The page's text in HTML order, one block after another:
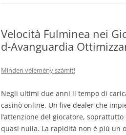
Velocità Fulminea nei
d‑Avanguardia
Minden vélemény számít!
Negli ultimi due anni il tempo di
casinò online. Un live dealer che
l’attenzione del giocatore,
quasi nulla. La rapidità non è più un